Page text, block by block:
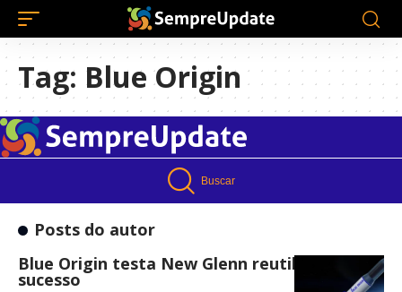
Tag: Blue Origin
Buscar
Posts do autor
Blue Origin testa New Glenn reutilizável com
sucesso